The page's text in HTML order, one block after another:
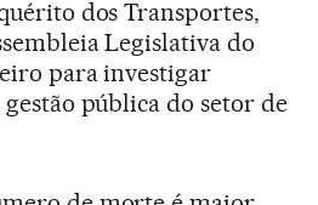
dos Transportes,
Legislativa do
para investigar
pública do setor de